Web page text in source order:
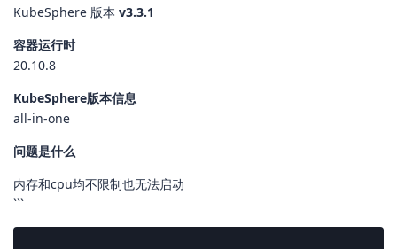
KubeSphere 版本 v3.3.1
容器运行时
20.10.8
KubeSphere版本信息
all-in-one
问题是什么
内存和cpu均不限制也无法启动
```